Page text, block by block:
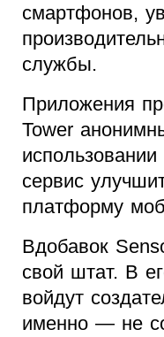
смартфонов,
службы.
Приложения
Tower
сервис
платформу
Вдобавок
свой штат. В
войдут
именно — не